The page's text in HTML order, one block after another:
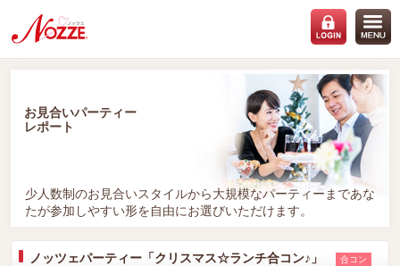
お見合いパーティー
レポート
少人数制のお見合いスタイルから大規模なパーティーまであな
たが参加しやすい形を自由にお選びいただけます。
ノッツェパーティー「クリスマス☆ランチ合コン♪」 合コン